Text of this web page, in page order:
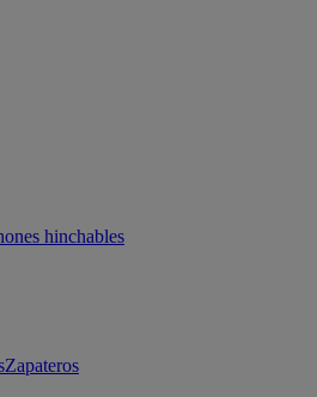
hinchables
Zapateros